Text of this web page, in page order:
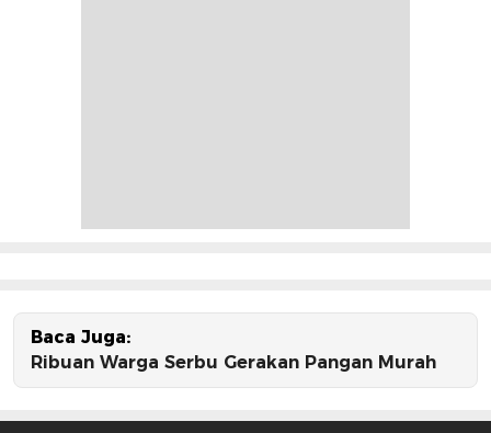
Baca Juga:
Ribuan Warga Serbu Gerakan Pangan Murah